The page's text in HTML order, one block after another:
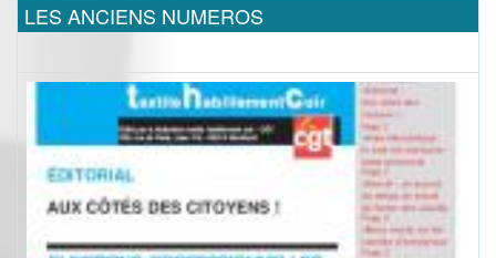
LES ANCIENS NUMEROS